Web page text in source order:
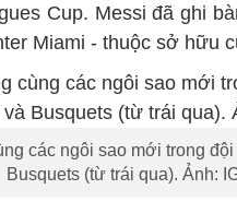
Cup. Messi đã ghi
Miami - thuộc sở hữu
các ngôi sao mới trong
Busquets (từ trái qua). Ảnh: